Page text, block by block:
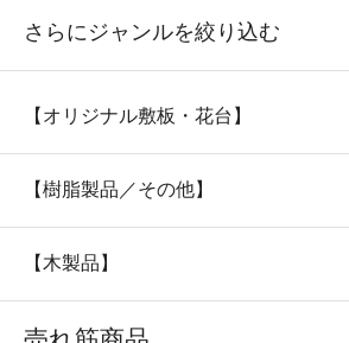
さらにジャンルを絞り込む
【オリジナル敷板・花台】
【樹脂製品／その他】
【木製品】